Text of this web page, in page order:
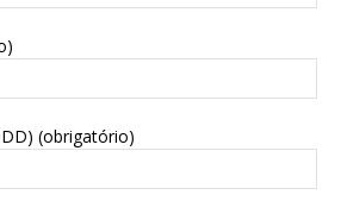
(obrigatório)